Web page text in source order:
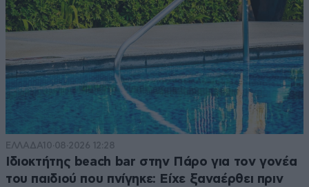
ΕΛΛΑΔΑ10·08·2026 12:28
Ιδιοκτήτης beach bar στην Πάρο για τον γονέα
του παιδιού που πνίγηκε: Είχε ξαναέρθει πριν